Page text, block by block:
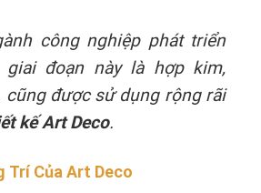
công nghiệp phát triển
giai đoạn này là hợp kim,
cũng được sử dụng rộng rãi
kế Art Deco.
Trí Của Art Deco